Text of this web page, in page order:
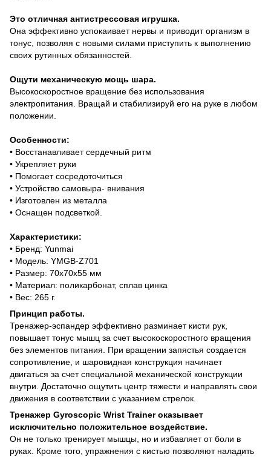
Это отличная антистрессовая игрушка.
Она эффективно успокаивает нервы и приводит организм в
тонус, позволяя с новыми силами приступить к выполнению
своих рутинных обязанностей.
Ощути механическую мощь шара.
Высокоскоростное вращение без использования
электропитания. Вращай и стабилизируй его на руке в любом
положении.
Особенности:
• Восстанавливает сердечный ритм
• Укрепляет руки
• Помогает сосредоточиться
• Устройство самовыра- внивания
• Изготовлен из металла
• Оснащен подсветкой.
Характеристики:
• Бренд: Yunmai
• Модель: YMGB-Z701
• Размер: 70х70х55 мм
• Материал: поликарбонат, сплав цинка
• Вес: 265 г.
Принцип работы.
Тренажер-эспандер эффективно разминает кисти рук,
повышает тонус мышц за счет высокоскоростного вращения
без элементов питания. При вращении запястья создается
сопротивление, и шаровидная конструкция начинает
двигаться за счет специальной механической конструкции
внутри. Достаточно ощутить центр тяжести и направлять свои
движения в соответствии с указанием стрелок.
Тренажер Gyroscopic Wrist Trainer оказывает
исключительно положительное воздействие.
Он не только тренирует мышцы, но и избавляет от боли в
руках. Кроме того, упражнения с кистью позволяют наладить